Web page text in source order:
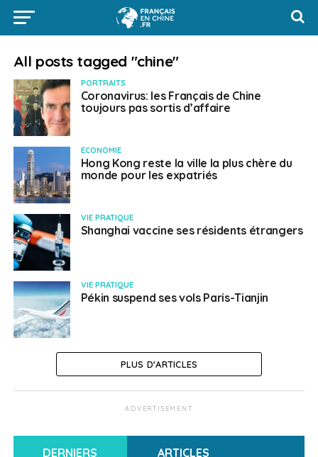
All posts tagged "chine"
PORTRAITS
Coronavirus: les Français de Chine
toujours pas sortis d’affaire
ECONOMIE
Hong Kong reste la ville la plus chère du
monde pour les expatriés
VIE PRATIQUE
Shanghai vaccine ses résidents étrangers
VIE PRATIQUE
Pékin suspend ses vols Paris-Tianjin
PLUS D'ARTICLES
ADVERTISEMENT
DERNIERS
ARTICLES